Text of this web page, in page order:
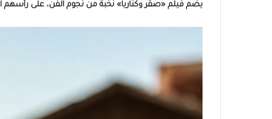
يضم فيلم «صقر وكناريا» نخبة من نجوم الفن، على رأسهم